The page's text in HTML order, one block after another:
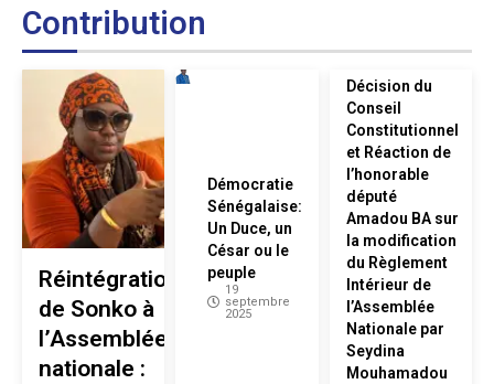
Contribution
Réintégration
de Sonko à
l’Assemblée
nationale :
Démocratie
Sénégalaise:
Un Duce, un
César ou le
peuple
19
septembre
2025
Décision du
Conseil
Constitutionnel
et Réaction de
l’honorable
député
Amadou BA sur
la modification
du Règlement
Intérieur de
l’Assemblée
Nationale par
Seydina
Mouhamadou